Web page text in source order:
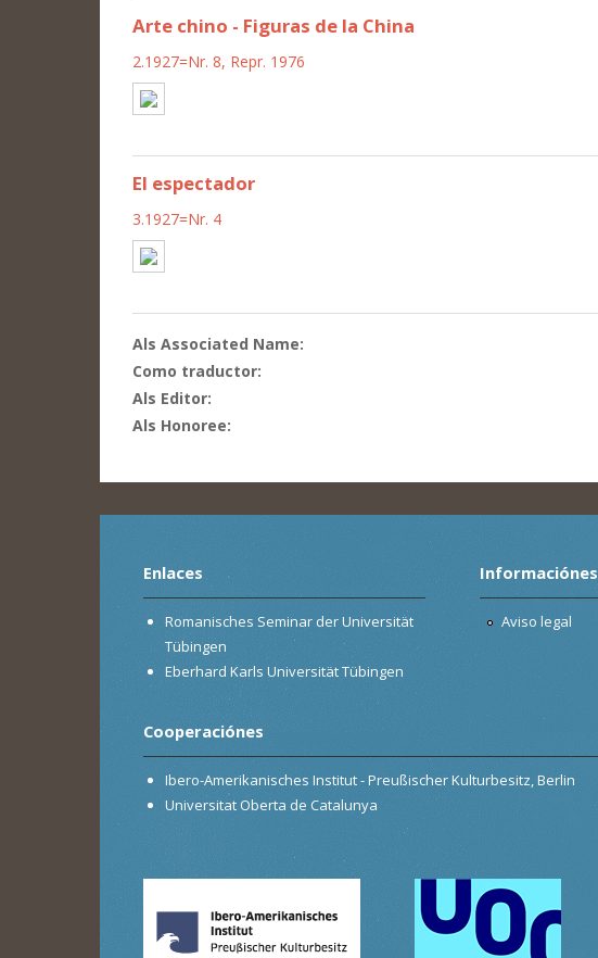
Arte chino - Figuras de la China
2.1927=Nr. 8, Repr. 1976
El espectador
3.1927=Nr. 4
Als Associated Name:
Como traductor:
Als Editor:
Als Honoree:
Enlaces
Romanisches Seminar der Universität
Tübingen
Eberhard Karls Universität Tübingen
Informaciónes
Aviso legal
Cooperaciónes
Ibero-Amerikanisches Institut - Preußischer Kulturbesitz, Berlin
Universitat Oberta de Catalunya